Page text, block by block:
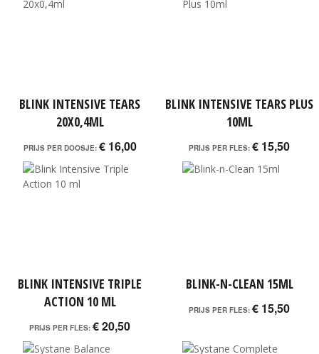
BLINK INTENSIVE TEARS
20X0,4ML
PRIJS PER DOOSJE: € 16,00
BLINK INTENSIVE TEARS PLUS
10ML
PRIJS PER FLES: € 15,50
BLINK INTENSIVE TRIPLE
ACTION 10 ML
PRIJS PER FLES: € 20,50
BLINK-N-CLEAN 15ML
PRIJS PER FLES: € 15,50